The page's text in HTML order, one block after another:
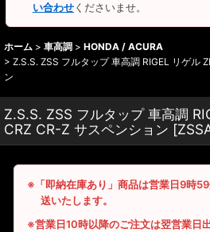
い合わせくださいませ。
ホーム > 車高調 > HONDA / ACURA
> Z.S.S. ZSS フルタップ 車高調 RIGEL リゲル
ン
Z.S.S. ZSS フルタップ 車高調
CRZ CR-Z サスペンション [
※「即納在庫あり」商品は営業日9時
送いたします。
※営業日10時以降のご注文は翌営業日